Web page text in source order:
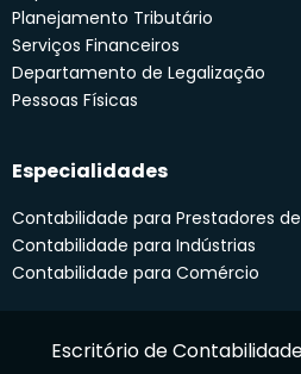
Planejamento Tributário
Serviços Financeiros
Departamento de Legalização
Pessoas Físicas
Especialidades
Contabilidade para Prestadores
Contabilidade para Indústrias
Contabilidade para Comércio
Escritório de